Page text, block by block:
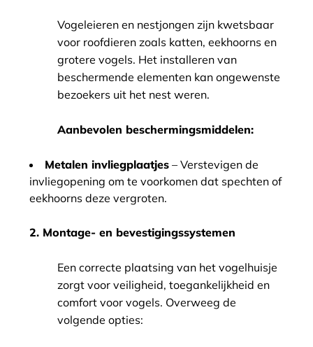
Vogeleieren en nestjongen zijn kwetsbaar
voor roofdieren zoals katten, eekhoorns en
grotere vogels. Het installeren van
beschermende elementen kan ongewenste
bezoekers uit het nest weren.
Aanbevolen beschermingsmiddelen:
Metalen invliegplaatjes – Verstevigen de
invliegopening om te voorkomen dat spechten of
eekhoorns deze vergroten.
2. Montage- en bevestigingssystemen
Een correcte plaatsing van het vogelhuisje
zorgt voor veiligheid, toegankelijkheid en
comfort voor vogels. Overweeg de
volgende opties: